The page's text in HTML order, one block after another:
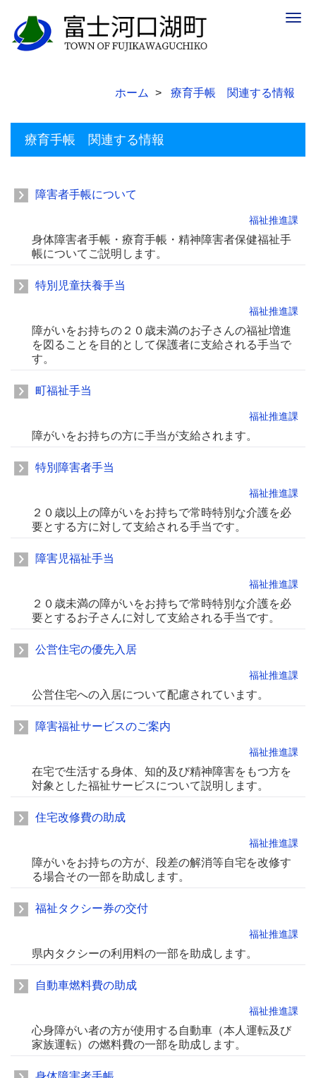
ホーム 療育手帳 関連する情報
療育手帳 関連する情報
障害者手帳について
福祉推進課
身体障害者手帳・療育手帳・精神障害者保健福祉手
帳についてご説明します。
特別児童扶養手当
福祉推進課
障がいをお持ちの２０歳未満のお子さんの福祉増進
を図ることを目的として保護者に支給される手当で
す。
町福祉手当
福祉推進課
障がいをお持ちの方に手当が支給されます。
特別障害者手当
福祉推進課
２０歳以上の障がいをお持ちで常時特別な介護を必
要とする方に対して支給される手当です。
障害児福祉手当
福祉推進課
２０歳未満の障がいをお持ちで常時特別な介護を必
要とするお子さんに対して支給される手当です。
公営住宅の優先入居
福祉推進課
公営住宅への入居について配慮されています。
障害福祉サービスのご案内
福祉推進課
在宅で生活する身体、知的及び精神障害をもつ方を
対象とした福祉サービスについて説明します。
住宅改修費の助成
福祉推進課
障がいをお持ちの方が、段差の解消等自宅を改修す
る場合その一部を助成します。
福祉タクシー券の交付
福祉推進課
県内タクシーの利用料の一部を助成します。
自動車燃料費の助成
福祉推進課
心身障がい者の方が使用する自動車（本人運転及び
家族運転）の燃料費の一部を助成します。